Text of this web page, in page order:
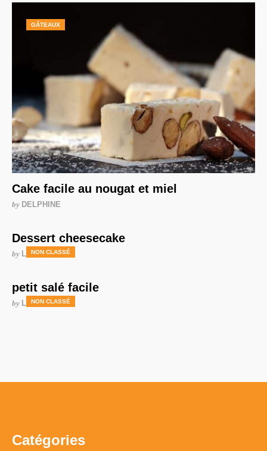
GÂTEAUX
Cake facile au nougat et miel
by DELPHINE
NON CLASSÉ
Dessert cheesecake
by LAURENCE
NON CLASSÉ
petit salé facile
by LAURENCE
Catégories